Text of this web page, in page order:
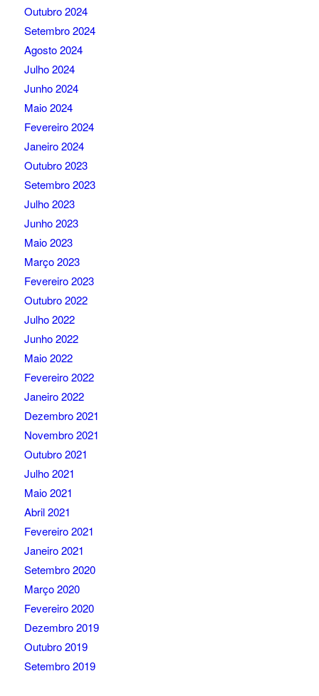
Outubro 2024
Setembro 2024
Agosto 2024
Julho 2024
Junho 2024
Maio 2024
Fevereiro 2024
Janeiro 2024
Outubro 2023
Setembro 2023
Julho 2023
Junho 2023
Maio 2023
Março 2023
Fevereiro 2023
Outubro 2022
Julho 2022
Junho 2022
Maio 2022
Fevereiro 2022
Janeiro 2022
Dezembro 2021
Novembro 2021
Outubro 2021
Julho 2021
Maio 2021
Abril 2021
Fevereiro 2021
Janeiro 2021
Setembro 2020
Março 2020
Fevereiro 2020
Dezembro 2019
Outubro 2019
Setembro 2019